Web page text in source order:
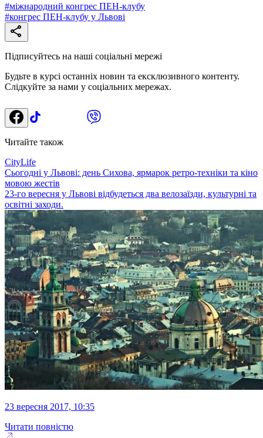
#міжнародний конгрес ПЕН-клубу
#конгрес ПЕН-клубу у Львові
Підписуйтесь на наші соціальні мережі
Будьте в курсі останніх новин та ексклюзивного контенту.
Слідкуйте за нами у соціальних мережах.
Читайте також
CityLife
Cьогодні у Львові: день Сихова, ярмарок ретро-техніки та кіно
мовою жестів
23-го вересня у Львові відбудеться два велозаїзди, культурні та
освітні заходи.
23 вересня 2017, 10:35
Читати повністю